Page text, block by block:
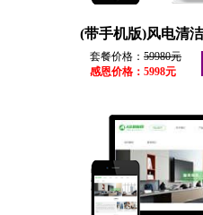
(带手机版)风电清
绿色
套餐价格： 59980元
感恩价格：5998元